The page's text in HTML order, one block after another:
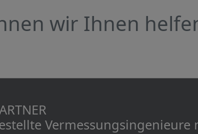
wir Ihnen
Vermessungs­­ingenieure